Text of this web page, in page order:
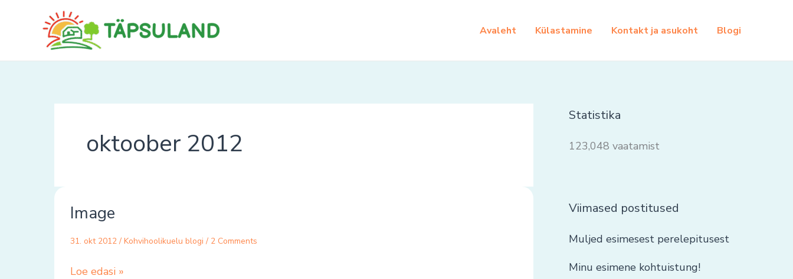
Avaleht Külastamine Kontakt ja asukoht Blogi
oktoober 2012
Image
31. okt 2012 / Kohvihoolikuelu blogi / 2 Comments
Loe edasi »
Statistika
123,048 vaatamist
Viimased postitused
Muljed esimesest perelepitusest
Minu esimene kohtuistung!